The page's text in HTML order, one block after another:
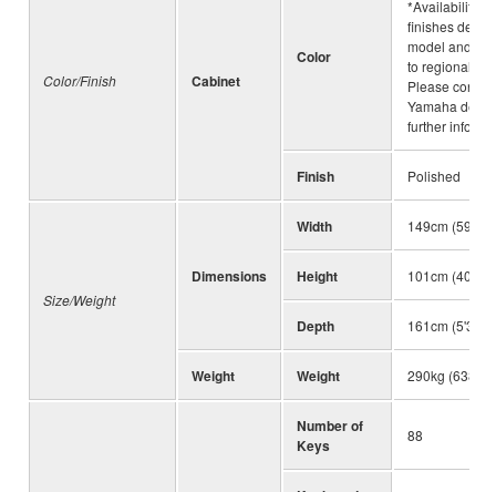
Color/Finish Cabinet
Color
*Availability of
finishes
model and is
to regional
Please
Yamaha
further
Finish Polished
Size/Weight
Dimensions
Width 149cm (59")
Height 101cm (40")
Depth 161cm (5'3")
Weight Weight 290kg
Number of
Keys
88